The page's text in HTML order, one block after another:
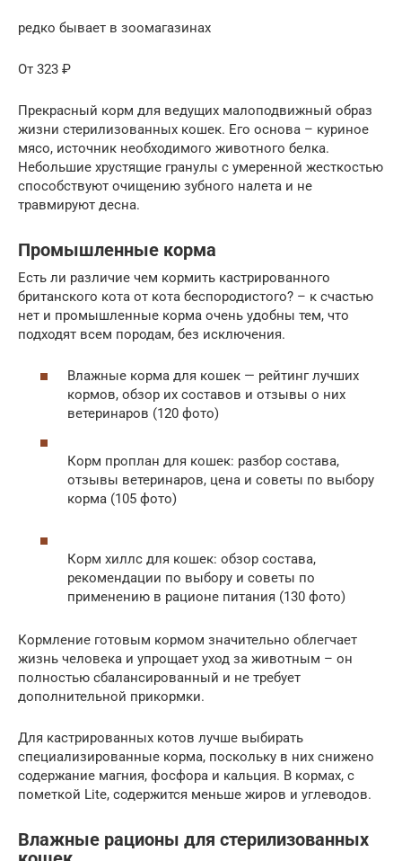
редко бывает в зоомагазинах
От 323 ₽
Прекрасный корм для ведущих малоподвижный образ
жизни стерилизованных кошек. Его основа – куриное
мясо, источник необходимого животного белка.
Небольшие хрустящие гранулы с умеренной жесткостью
способствуют очищению зубного налета и не
травмируют десна.
Промышленные корма
Есть ли различие чем кормить кастрированного
британского кота от кота беспородистого? – к счастью
нет и промышленные корма очень удобны тем, что
подходят всем породам, без исключения.
Влажные корма для кошек — рейтинг лучших
кормов, обзор их составов и отзывы о них
ветеринаров (120 фото)
Корм проплан для кошек: разбор состава,
отзывы ветеринаров, цена и советы по выбору
корма (105 фото)
Корм хиллс для кошек: обзор состава,
рекомендации по выбору и советы по
применению в рационе питания (130 фото)
Кормление готовым кормом значительно облегчает
жизнь человека и упрощает уход за животным – он
полностью сбалансированный и не требует
дополнительной прикормки.
Для кастрированных котов лучше выбирать
специализированные корма, поскольку в них снижено
содержание магния, фосфора и кальция. В кормах, с
пометкой Lite, содержится меньше жиров и углеводов.
Влажные рационы для стерилизованных